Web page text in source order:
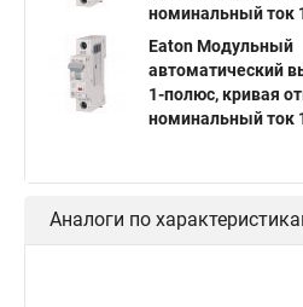
номинальный ток
Eaton Модульный
автоматический
1-полюс, кривая
номинальный ток
Аналоги по